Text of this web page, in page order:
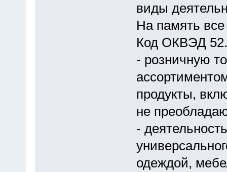
виды
На память все
Код ОКВЭД
- розничную
продукты,
не
-
одеждой,